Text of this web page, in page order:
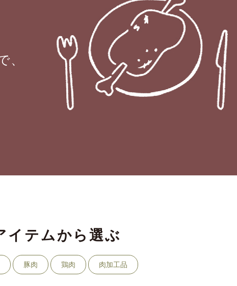
、
イテムから選ぶ
豚肉 鶏肉 肉加工品